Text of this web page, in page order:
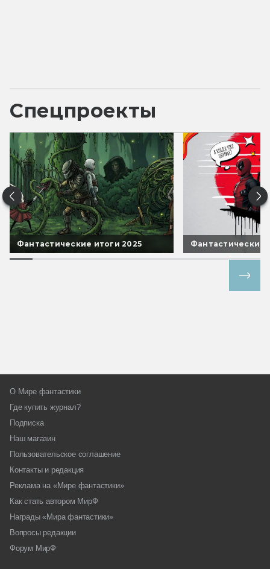
Спецпроекты
Фантастические итоги 2025 Фантастические
О Мире фантастики
Где купить журнал?
Подписка
Наш магазин
Пользовательское соглашение
Контакты и редакция
Реклама на «Мире фантастики»
Как стать автором МирФ
Награды «Мира фантастики»
Вопросы редакции
Форум МирФ